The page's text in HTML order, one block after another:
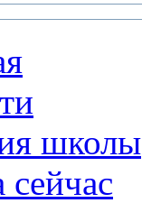
школы